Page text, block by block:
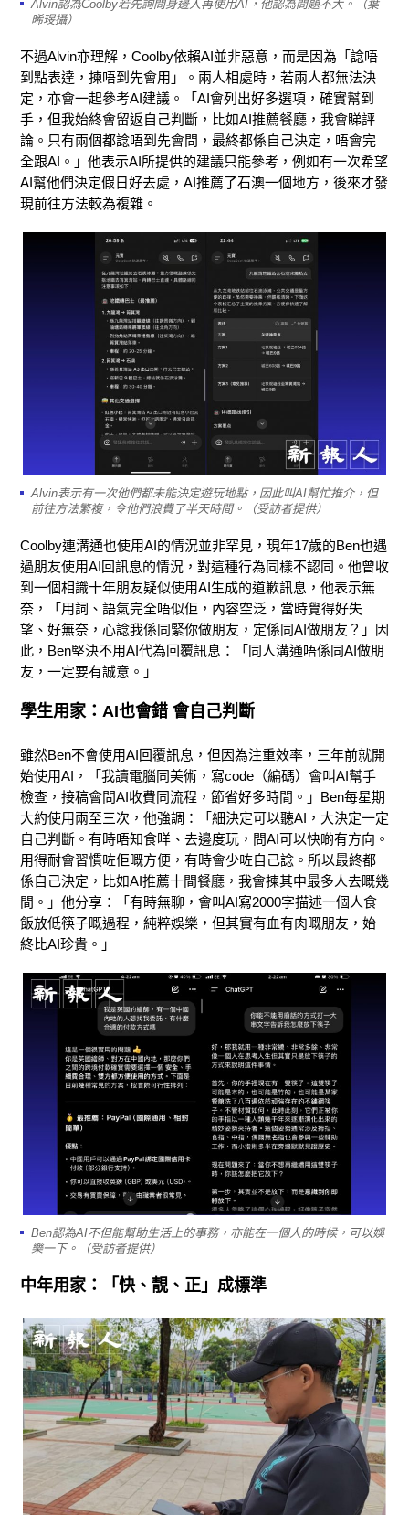
Alvin認為Coolby若先詢問身邊人再使用AI，他認為問題不大。（葉
晞琝攝）
不過Alvin亦理解，Coolby依賴AI並非惡意，而是因為「諗唔
到點表達，揀唔到先會用」。兩人相處時，若兩人都無法決
定，亦會一起參考AI建議。「AI會列出好多選項，確實幫到
手，但我始終會留返自己判斷，比如AI推薦餐廳，我會睇評
論。只有兩個都諗唔到先會問，最終都係自己決定，唔會完
全跟AI。」他表示AI所提供的建議只能參考，例如有一次希望
AI幫他們決定假日好去處，AI推薦了石澳一個地方，後來才發
現前往方法較為複雜。
Alvin表示有一次他們都未能決定遊玩地點，因此叫AI幫忙推介，但
前往方法繁複，令他們浪費了半天時間。（受訪者提供）
Coolby連溝通也使用AI的情況並非罕見，現年17歲的Ben也遇
過朋友使用AI回訊息的情況，對這種行為同樣不認同。他曾收
到一個相識十年朋友疑似使用AI生成的道歉訊息，他表示無
奈，「用詞、語氣完全唔似佢，內容空泛，當時覺得好失
望、好無奈，心諗我係同緊你做朋友，定係同AI做朋友？」因
此，Ben堅決不用AI代為回覆訊息：「同人溝通唔係同AI做朋
友，一定要有誠意。」
學生用家： AI也會錯 會自己判斷
雖然Ben不會使用AI回覆訊息，但因為注重效率，三年前就開
始使用AI，「我讀電腦同美術，寫code（編碼）會叫AI幫手
檢查，接稿會問AI收費同流程，節省好多時間。」Ben每星期
大約使用兩至三次，他強調：「細決定可以聽AI，大決定一定
自己判斷。有時唔知食咩、去邊度玩，問AI可以快啲有方向。
用得耐會習慣咗佢嘅方便，有時會少咗自己諗。所以最終都
係自己決定，比如AI推薦十間餐廳，我會揀其中最多人去嘅幾
間。」他分享：「有時無聊，會叫AI寫2000字描述一個人食
飯放低筷子嘅過程，純粹娛樂，但其實有血有肉嘅朋友，始
終比AI珍貴。」
Ben認為AI不但能幫助生活上的事務，亦能在一個人的時候，可以娛
樂一下。（受訪者提供）
中年用家：「快、靚、正」成標準